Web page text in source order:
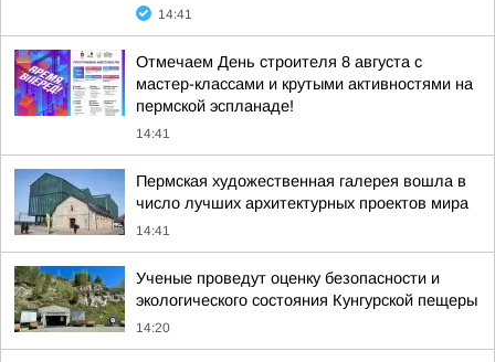
14:41
Отмечаем День строителя 8 августа с
мастер-классами и крутыми активностями на
пермской эспланаде!
14:41
Пермская художественная галерея вошла в
число лучших архитектурных проектов мира
14:41
Ученые проведут оценку безопасности и
экологического состояния Кунгурской пещеры
14:20